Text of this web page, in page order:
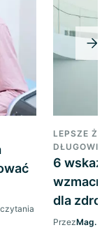
LEPSZE
6
dla
PrzezMag.